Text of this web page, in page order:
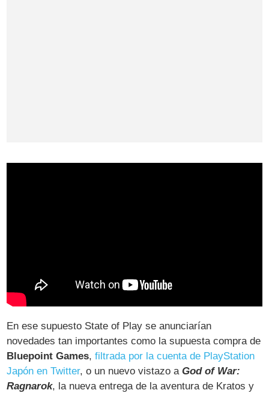
En ese supuesto State of Play se anunciarían
novedades tan importantes como la supuesta compra de
Bluepoint Games,filtrada por la cuenta de PlayStation
Japón en Twitter, o un nuevo vistazo aGod of War:
Ragnarok, la nueva entrega de la aventura de Kratos y